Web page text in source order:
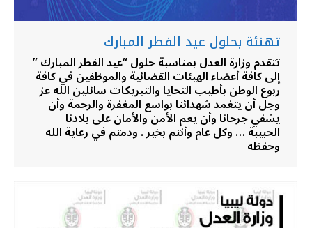
تهنئة بحلول عيد الفطر المبارك
تتقدم وزارة العدل بمناسبة حلول “عيد الفطر المبارك ”
إلى كافة أعضاء الهيئات القضائية والموظفين في كافة
ربوع الوطن بأطيب التحايا والتبريكات سائلين الله عز
وجل أن يتغمد شهدائنا بواسع المغفرة والرحمة وأن
يشفي جرحانا وأن يعم الأمن والأمان على بلادنا
الحبيبة … وكل عام وأنتم بخير . ودمتم في رعاية الله
وحفظه